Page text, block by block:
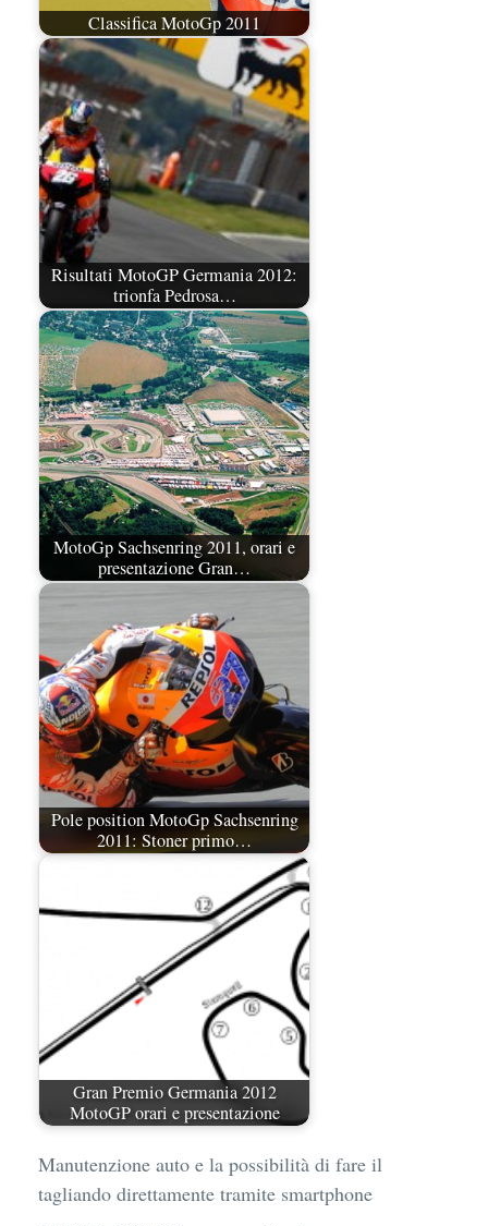
Classifica MotoGp 2011
Risultati MotoGP Germania 2012:
trionfa Pedrosa…
MotoGp Sachsenring 2011, orari e
presentazione Gran…
Pole position MotoGp Sachsenring
2011: Stoner primo…
Gran Premio Germania 2012
MotoGP orari e presentazione
Manutenzione auto e la possibilità di fare il
tagliando direttamente tramite smartphone